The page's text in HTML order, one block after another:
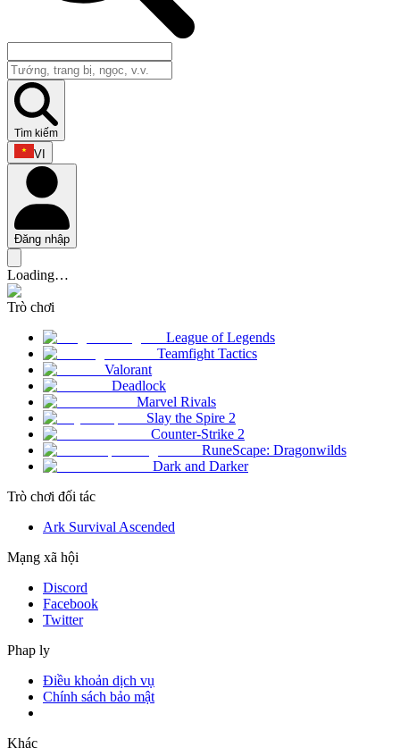
Tìm kiếm
VI
Đăng nhập
Loading…
Trò chơi
League of Legends
Teamfight Tactics
Valorant
Deadlock
Marvel Rivals
Slay the Spire 2
Counter-Strike 2
RuneScape: Dragonwilds
Dark and Darker
Trò chơi đối tác
Ark Survival Ascended
Mạng xã hội
Discord
Facebook
Twitter
Phap ly
Điều khoản dịch vụ
Chính sách bảo mật
Khác